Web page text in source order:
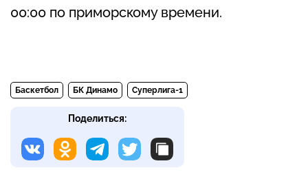
00:00 по приморскому времени.
Баскетбол БК Динамо Суперлига-1
Поделиться: